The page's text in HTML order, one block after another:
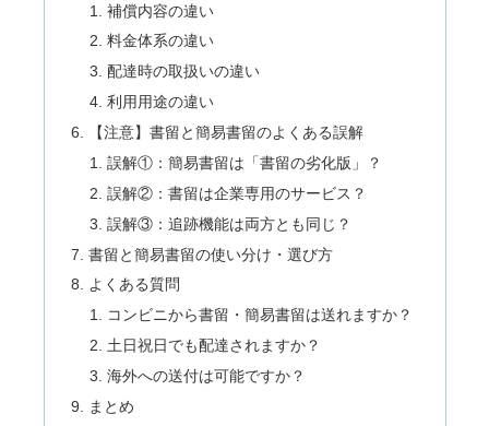
補償内容の違い
料金体系の違い
配達時の取扱いの違い
利用用途の違い
【注意】書留と簡易書留のよくある誤解
誤解①：簡易書留は「書留の劣化版」？
誤解②：書留は企業専用のサービス？
誤解③：追跡機能は両方とも同じ？
書留と簡易書留の使い分け・選び方
よくある質問
コンビニから書留・簡易書留は送れますか？
土日祝日でも配達されますか？
海外への送付は可能ですか？
まとめ